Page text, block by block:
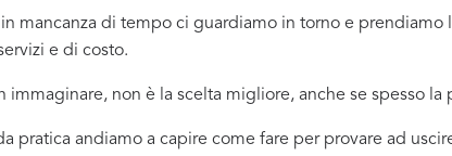
mancanza di tempo ci guardiamo in torno e
e di costo.
immaginare, non è la scelta migliore, anche se spesso la
pratica andiamo a capire come fare per provare ad